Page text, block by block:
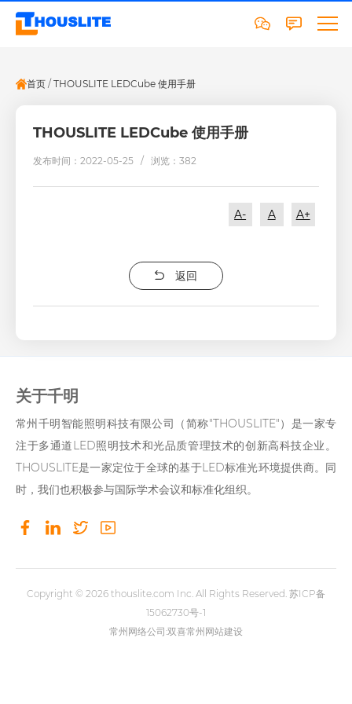
首页 / THOUSLITE LEDCube 使用手册
THOUSLITE LEDCube 使用手册
发布时间：2022-05-25 /浏览：382
A- A A+
返回
关于千明
常州千明智能照明科技有限公司（简称"THOUSLITE"）是一家专
注于多通道LED照明技术和光品质管理技术的创新高科技企业。
THOUSLITE是一家定位于全球的基于LED标准光环境提供商。同
时，我们也积极参与国际学术会议和标准化组织。
Copyright © 2026 thouslite.com Inc. All Rights Reserved. 苏ICP备
15062730号-1
常州网络公司 :双喜常州网站建设